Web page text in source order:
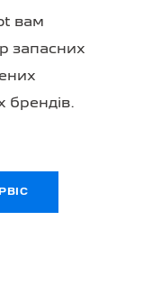
вам
запасних
брендів.